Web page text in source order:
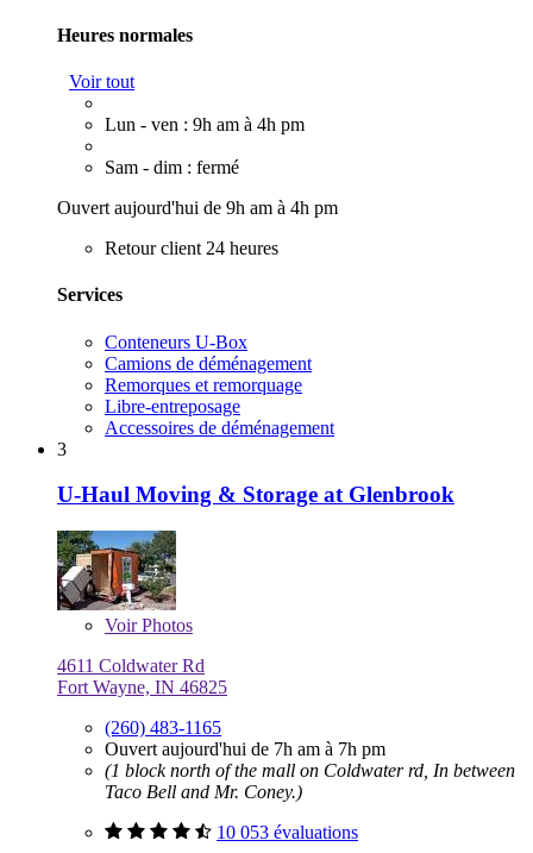
Heures normales
Voir tout
Lun - ven : 9h am à 4h pm
Sam - dim : fermé
Ouvert aujourd'hui de 9h am à 4h pm
Retour client 24 heures
Services
Conteneurs U-Box
Camions de déménagement
Remorques et remorquage
Libre-entreposage
Accessoires de déménagement
3
U-Haul Moving & Storage at Glenbrook
VoirPhotos
4611 Coldwater Rd
Fort Wayne, IN 46825
(260) 483-1165
Ouvert aujourd'hui de 7h am à 7h pm
(1 block north of the mall on Coldwater rd, In between
Taco Bell and Mr. Coney.)
10 053 évaluations